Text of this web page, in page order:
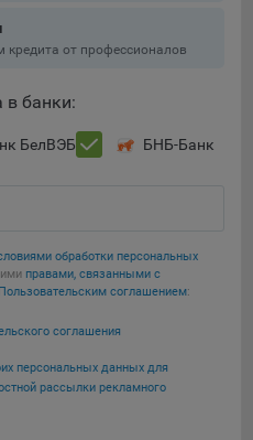
например, для настройки
собирают информацию о
информацию о
образом
например
пользователь
Обществу вносить в них
какие страницы
всего, помогают
при использовании
эффективность
изменения
умолчанию
кредита от профессионалов
в банки:
БелВЭБ БНБ-Банк
обработки персональных
правами, связанными с
Пользовательским соглашением:
соглашения
персональных данных для
рассылки рекламного